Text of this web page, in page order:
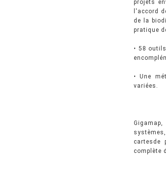
projets
l'accord
de la
pratique
• 58
• Une
variées.
cartesde
complète